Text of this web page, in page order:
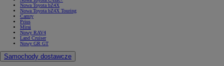
Nowa Toyota bZ4X
Nowa Toyota bZ4X Touring
Camry
Prius
Mirai
Nowy RAV4
Land Cruiser
Nowy GR GT
Samochody dostawcze